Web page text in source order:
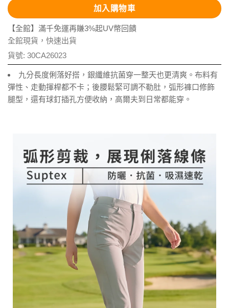
加入購物車
【全館】滿千免運再賺3%起UV幣回饋
全館現貨，快速出貨
貨號: 30CA26023
九分長度俐落好搭，銀纖維抗菌穿一整天也更清爽。布料有
彈性、走動揮桿都不卡；後腰鬆緊可調不勒肚，弧形褲口修飾
腿型，還有球釘插孔方便收納，高爾夫到日常都能穿。